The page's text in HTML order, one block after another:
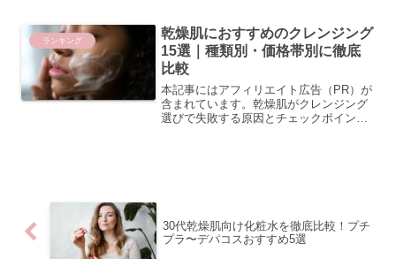
分けて「乾燥によるくす...
ランキング
乾燥肌におすすめのクレンジング
15選｜種類別・価格帯別に徹底
比較
本記事にはアフィリエイト広告（PR）が
含まれています。乾燥肌がクレンジング
選びで失敗する原因とチェックポイント
30代乾燥肌向け化粧水を徹底比較！プチ
プラ〜デパコスおすすめ5選